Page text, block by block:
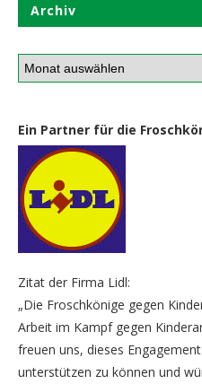
Archiv
Ein Partner für die
Zitat der Firma Lidl:
„Die Froschkönige gegen
Arbeit im Kampf gegen
freuen uns, dieses
unterstützen zu können und